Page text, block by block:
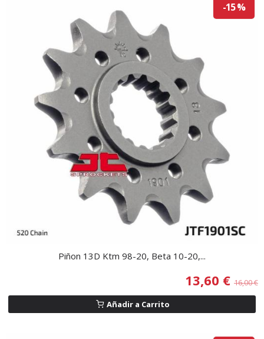
-15 %
Piñon 13D Ktm 98-20, Beta 10-20,...
13,60 € 16,00 €
Añadir a Carrito